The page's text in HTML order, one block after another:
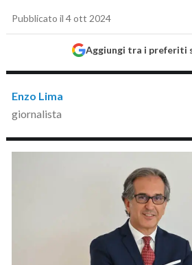
Pubblicato il 4 ott 2024
Aggiungi tra i preferiti
Enzo Lima
giornalista